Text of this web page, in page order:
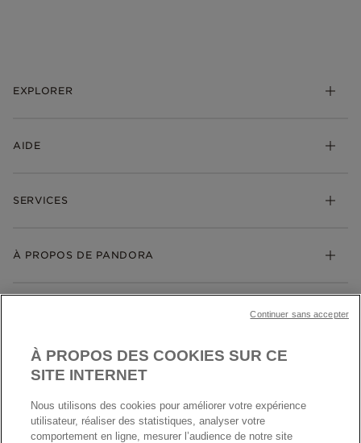
EXPLORER
Bijoux
Trouver une boutique
AIDE
Suivre ma commande
Échanges et retours
Garantie
Nous contacter
*Conditions des offres en cours
SERVICES
Gravure
Nettoyage & Entretien
Conditions générales de My Pandora
À PROPOS DE PANDORA
Politique de confidentialité
Protection des données
À PROPOS DES COOKIES SUR CE
SITE INTERNET
Nous utilisons des cookies pour améliorer votre expérience
utilisateur, réaliser des statistiques, analyser votre
comportement en ligne, mesurer l’audience de notre site
Continuer sans accepter